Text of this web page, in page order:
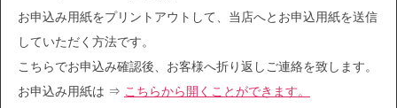
お申込み用紙をプリントアウトして、当店へとお申込用紙を送信
していただく方法です。
こちらでお申込み確認後、お客様へ折り返しご連絡を致します。
お申込み用紙は ⇒ こちらから開くことができます。